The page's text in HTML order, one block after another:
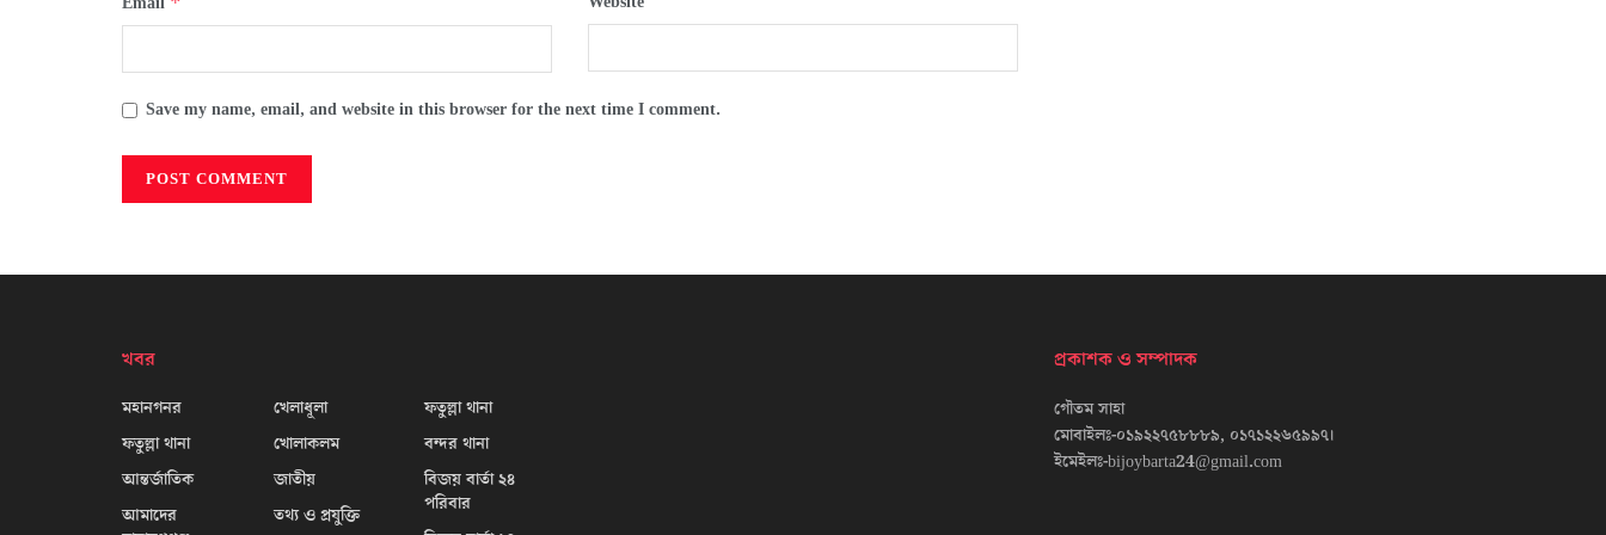
Save my name, email, and website in this browser for the next time I comment.
খবর
মহানগনর
ফতুল্লা থানা
আন্তর্জাতিক
আমাদের
খেলাধূলা
খোলাকলম
জাতীয়
তথ্য ও প্রযুক্তি
ফতুল্লা থানা
বন্দর থানা
বিজয় বার্তা ২৪
পরিবার
প্রকাশক ও সম্পাদক
গৌতম সাহা
মোবাইলঃ-০১৯২২৭৫৮৮৮৯, ০১৭১২২৬৫৯৯৭।
ইমেইলঃ-bijoybarta24@gmail.com